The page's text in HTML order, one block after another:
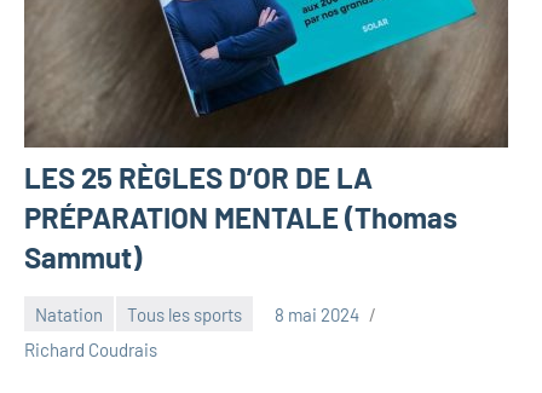
LES 25 RÈGLES D’OR DE LA
PRÉPARATION MENTALE (Thomas
Sammut)
Natation Tous les sports
8 mai 2024
Richard Coudrais